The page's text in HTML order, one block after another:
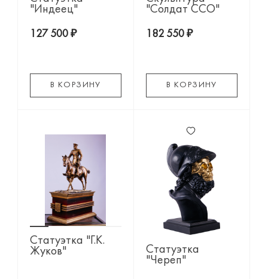
"Индеец"
127 500 ₽
В КОРЗИНУ
"Солдат ССО"
182 550 ₽
В КОРЗИНУ
Статуэтка "Г.К.
Жуков"
Статуэтка
"Череп"